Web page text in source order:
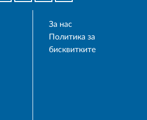
За нас
Политика за
бисквитките